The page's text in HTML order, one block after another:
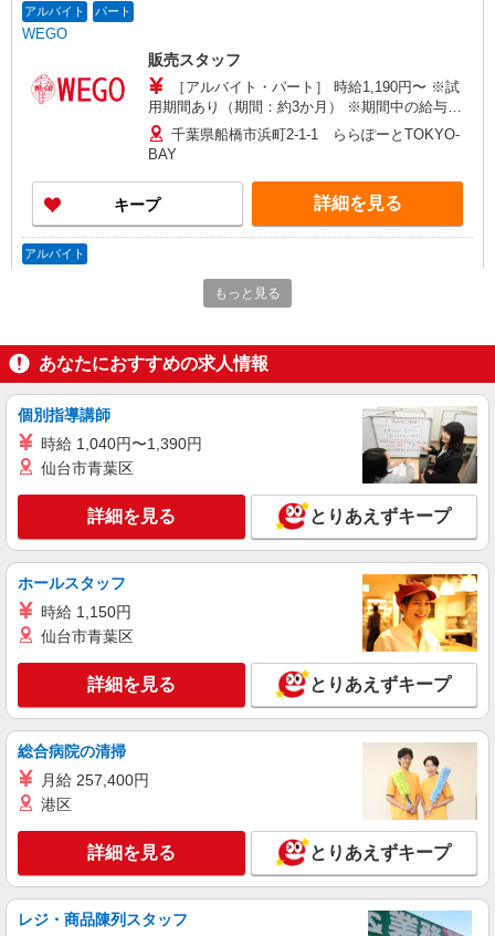
アルバイト パート
WEGO
販売スタッフ
［アルバイト・パート］ 時給1,190円〜 ※試
用期間あり（期間：約3か月） ※期間中の給与：
時給1,140円
千葉県船橋市浜町2-1-1 ららぽーとTOKYO-
BAY
キープ 詳細を見る
アルバイト
子ども服の販売スタッフ
間中も同時給） ※昇給評価制度あり
千葉県船橋市浜町2-1-1 ららぽーとTOKYO-
BAY
キープ 詳細を見る
アルバイト パート
earth music＆ecology super premium store
販売スタッフ
［アルバイト・パート］時給1,180円〜
千葉県船橋市浜町2-1-1 ららぽーとTOKYO-
詳細を見る
正社員
form forma（フォルム フォルマ）
［正社員］月給204,000円〜271,000円 ※経
験・能力により優遇します。 ※試用期間（6ヶ月
間）：日給9,600円
千葉県船橋市浜町2-1-1 ららぽーとTOKYO-
BAY
キープ 詳細を見る
もっと見る
あなたにおすすめの求人情報
個別指導講師
時給 1,040円〜1,390円
仙台市青葉区
詳細を見る とりあえずキープ
ホールスタッフ
時給 1,150円
仙台市青葉区
詳細を見る とりあえずキープ
総合病院の清掃
月給 257,400円
港区
詳細を見る とりあえずキープ
レジ・商品陳列スタッフ